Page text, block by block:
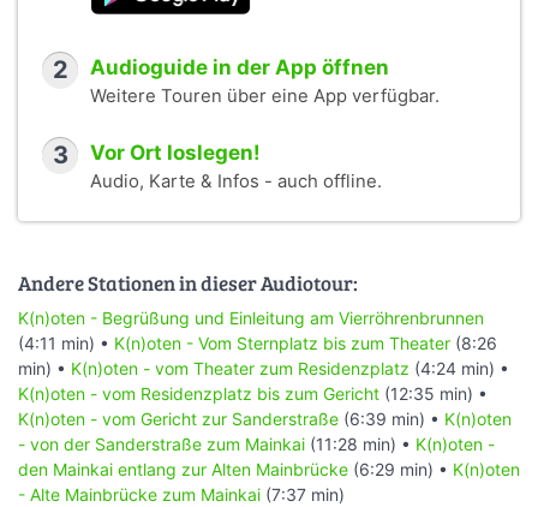
2 Audioguide in der App öffnen
Weitere Touren über eine App verfügbar.
3 Vor Ort loslegen!
Audio, Karte & Infos - auch offline.
Andere Stationen in dieser Audiotour:
K(n)oten - Begrüßung und Einleitung am Vierröhrenbrunnen
(4:11 min) • K(n)oten - Vom Sternplatz bis zum Theater (8:26
min) • K(n)oten - vom Theater zum Residenzplatz (4:24 min) •
K(n)oten - vom Residenzplatz bis zum Gericht (12:35 min) •
K(n)oten - vom Gericht zur Sanderstraße (6:39 min) • K(n)oten
- von der Sanderstraße zum Mainkai (11:28 min) • K(n)oten -
den Mainkai entlang zur Alten Mainbrücke (6:29 min) • K(n)oten
- Alte Mainbrücke zum Mainkai (7:37 min)